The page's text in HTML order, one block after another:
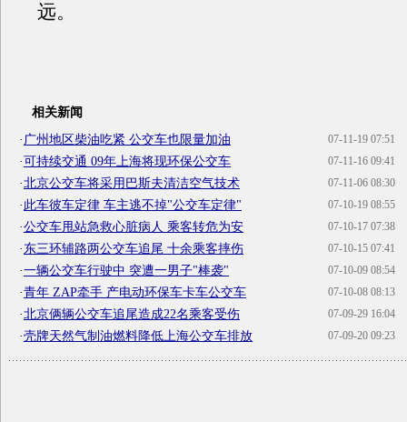
远。
相关新闻
07-11-19 07:51
· 广州地区柴油吃紧 公交车也限量加油
07-11-16 09:41
·可持续交通 09年上海将现环保公交车
07-11-06 08:30
·北京公交车将采用巴斯夫清洁空气技术
07-10-19 08:55
·此车彼车定律 车主逃不掉"公交车定律"
07-10-17 07:38
·公交车甩站急救心脏病人 乘客转危为安
07-10-15 07:41
·东三环辅路两公交车追尾 十余乘客摔伤
07-10-09 08:54
·一辆公交车行驶中 突遭一男子"棒袭"
07-10-08 08:13
·青年 ZAP牵手 产电动环保车卡车公交车
07-09-29 16:04
·北京俩辆公交车追尾造成22名乘客受伤
07-09-20 09:23
·壳牌天然气制油燃料降低上海公交车排放